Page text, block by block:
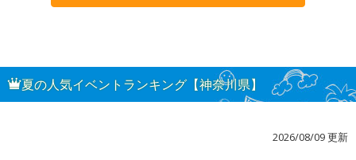
夏の人気イベントランキング【神奈川県】
2026/08/09 更新